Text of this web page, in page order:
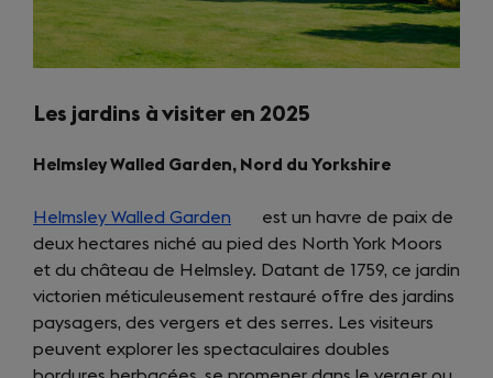
Les jardins à visiter en 2025
Helmsley Walled Garden, Nord du Yorkshire
Helmsley Walled Garden (opens
in
a
new
tab)
est un havre de paix de
deux hectares niché au pied des North York Moors
et du château de Helmsley. Datant de 1759, ce jardin
victorien méticuleusement restauré offre des jardins
paysagers, des vergers et des serres. Les visiteurs
peuvent explorer les spectaculaires doubles